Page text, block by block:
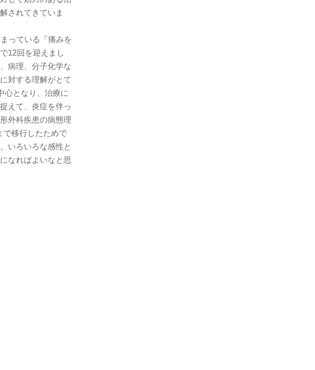
されてきていま
っている「痛みを
12回を迎えまし
病理、分子化学な
対する理解がとて
心となり、治療に
えて、炎症を伴っ
外科疾患の病態理
で移行したためで
いろいろな感性と
なればよいなと思